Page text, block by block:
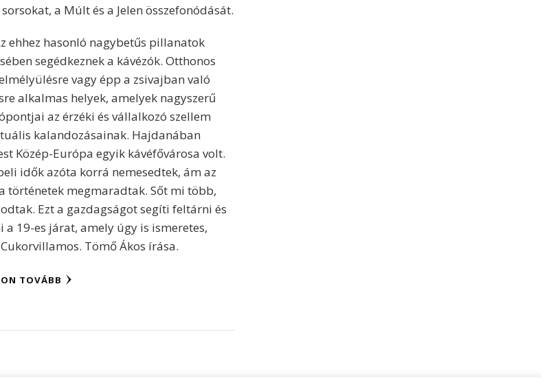
a Múlt és a Jelen összefonódását.
hasonló nagybetűs pillanatok
segédkeznek a kávézók. Otthonos
vagy épp a zsivajban való
alkalmas helyek, amelyek nagyszerű
az érzéki és vállalkozó szellem
kalandozásainak. Hajdanában
Közép-Európa egyik kávéfővárosa volt.
idők azóta korrá nemesedtek, ám az
történetek megmaradtak. Sőt mi több,
Ezt a gazdagságot segíti feltárni és
a 19-es járat, amely úgy is ismeretes,
Tömő Ákos írása.
TOVÁBB